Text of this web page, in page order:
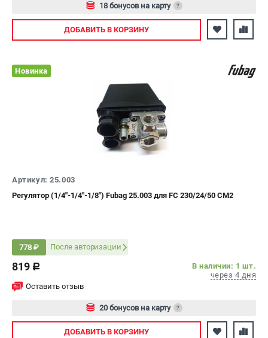
Как выбрать сварочный аппарат?
Аппараты контактной сварки
Сварочные полуавтоматы MIG/MAG
Сварочные аппараты TIG
Сварочные материалы
ТЕЛЕФОН (САНКТ-ПЕТЕРБУРГ)
пн-пт - с 9:00 до 18:00
сб - с 10:00 до 16:00
+7 (8112) 59-10-67
zakaz@fubagtorg.ru
18 бонусов на карту ?
Авторизуйтесь
ДОБАВИТЬ В КОРЗИНУ
Новинка
Артикул: 25.003
Регулятор (1/4"-1/4"-1/8") Fubag 25.003 для FС 230/24/50 CM2
778 ₽ После авторизации
819 c
В наличии: 1 шт.
через 4 дня
Оставить отзыв
20 бонусов на карту ?
Авторизуйтесь
ДОБАВИТЬ В КОРЗИНУ